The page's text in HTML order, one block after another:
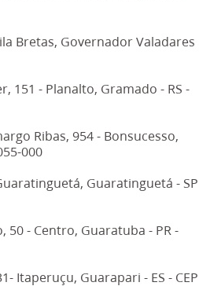
Bretas, Governador Valadares
151 - Planalto, Gramado - RS -
Ribas, 954 - Bonsucesso,
000
Guaratinguetá - SP
50 - Centro, Guaratuba - PR -
Itaperuçu, Guarapari - ES - CEP